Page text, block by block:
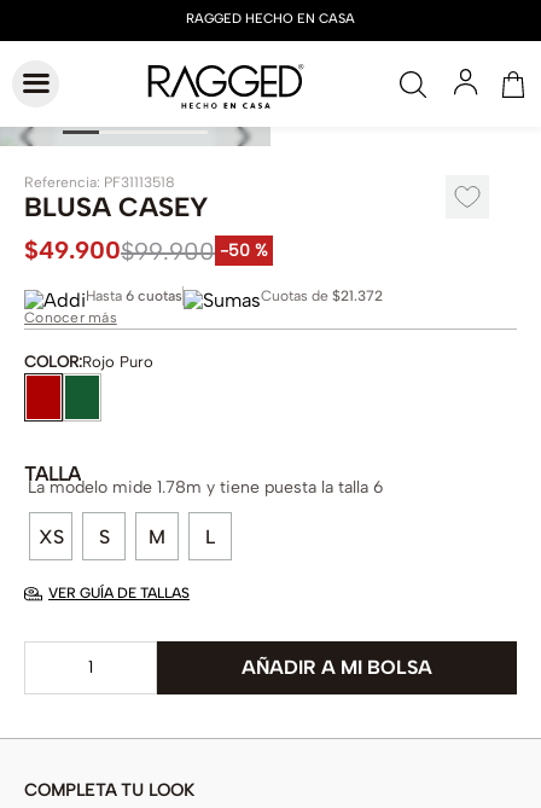
Referencia: PF31113518
BLUSA CASEY
$49.900$99.900 -50 %
Hasta 6 cuotas Cuotas de $21.372
Conocer más
COLOR:Rojo Puro
TALLA
XS S M L
La modelo mide 1.78m y tiene puesta la talla 6
VER GUÍA DE TALLAS
COMPLETA TU LOOK